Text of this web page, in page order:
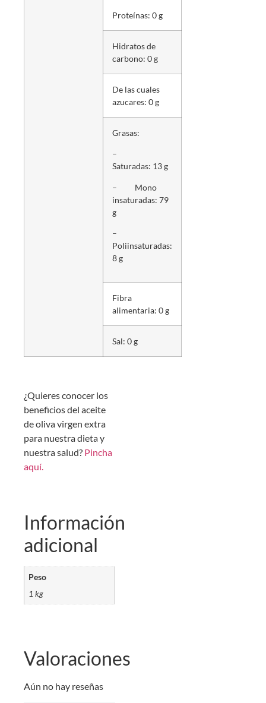
Proteínas: 0 g
Hidratos de
carbono: 0 g
De las cuales
azucares: 0 g
Grasas:
–
Saturadas: 13 g
– Mono
insaturadas: 79
g
–
Poliinsaturadas:
8 g
Fibra
alimentaria: 0 g
Sal: 0 g
¿Quieres conocer los
beneficios del aceite
de oliva virgen extra
para nuestra dieta y
nuestra salud? Pincha
aquí.
Información
adicional
Peso
1 kg
Valoraciones
Aún no hay reseñas